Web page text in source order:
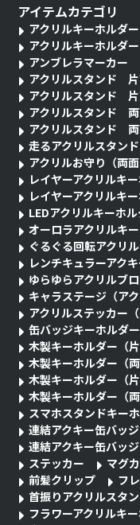
アイテムカテゴリ
アクリルキーホルダー
アクリルキーホルダー
アンブレラマーカー
アクリルスタンド
アクリルスタンド
アクリルスタンド
アクリルスタンド
走るアクリルスタンド
アクリルお守り（両面
レイヤーアクリルキ
レイヤーアクリルキ
LEDアクリルキーホ
オーロラアクリルキ
ぐるぐる回転アクリ
レンチキュラーアク
ゆらゆらアクリルブ
キャラステージ（アク
アクリルステッカー（
缶バッジキーホルダー
木製キーホルダー（片
木製キーホルダー（両
木製キーホルダー（片
木製キーホルダー（両
スマホスタンドキー
連結アクキー缶バッジ
連結アクキー缶バッジ
ステッカー
マグ
前髪クリップ
フ
首振りアクリルスタ
フラワーアクリルキ